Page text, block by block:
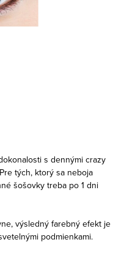
s dennými crazy
tých, ktorý sa neboja
šošovky treba po 1 dni
výsledný farebný efekt je
podmienkami.